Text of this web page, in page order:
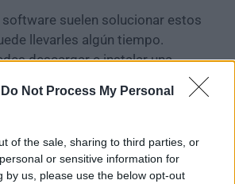
Do Not Process My Personal
of the sale, sharing to third parties, or
or sensitive information for
by us, please use the below opt-out
suelen solucionar estos
llevarles algún tiempo.
descargar e instalar una
o leer nuestra reseña,
aquí .